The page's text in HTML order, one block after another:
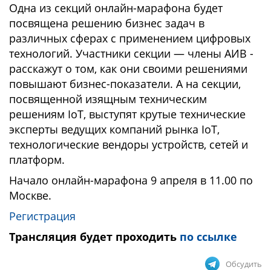
Одна из секций онлайн-марафона будет
посвящена решению бизнес задач в
различных сферах с применением цифровых
технологий. Участники секции — члены АИВ -
расскажут о том, как они своими решениями
повышают бизнес-показатели. А на секции,
посвященной изящным техническим
решениям IoT, выступят крутые технические
эксперты ведущих компаний рынка IoT,
технологические вендоры устройств, сетей и
платформ.
Начало онлайн-марафона 9 апреля в 11.00 по
Москве.
Регистрация
Трансляция будет проходить по ссылке
Обсудить